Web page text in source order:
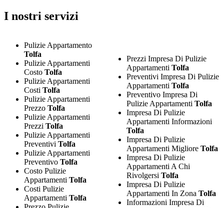
I nostri servizi
Pulizie Appartamento
Tolfa
Pulizie Appartamenti
Costo Tolfa
Pulizie Appartamenti
Costi Tolfa
Pulizie Appartamenti
Prezzo Tolfa
Pulizie Appartamenti
Prezzi Tolfa
Pulizie Appartamenti
Preventivi Tolfa
Pulizie Appartamenti
Preventivo Tolfa
Costo Pulizie
Appartamenti Tolfa
Costi Pulizie
Appartamenti Tolfa
Prezzi Impresa Di Pulizie
Appartamenti Tolfa
Preventivi Impresa Di Pulizie
Appartamenti Tolfa
Preventivo Impresa Di
Pulizie Appartamenti Tolfa
Impresa Di Pulizie
Appartamenti Informazioni
Tolfa
Impresa Di Pulizie
Appartamenti Migliore Tolfa
Impresa Di Pulizie
Appartamenti A Chi
Rivolgersi Tolfa
Impresa Di Pulizie
Appartamenti In Zona Tolfa
Informazioni Impresa Di